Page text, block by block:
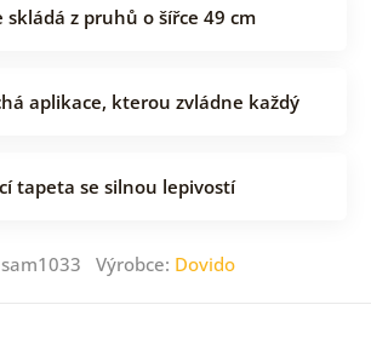
skládá z pruhů o šířce 49 cm
aplikace, kterou zvládne každý
tapeta se silnou lepivostí
Výrobce: Dovido